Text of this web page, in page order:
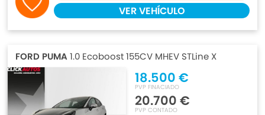
VER VEHÍCULO
FORD PUMA1.0 Ecoboost 155CV MHEV STLine X
18.500 €
PVP FINACIADO
20.700 €
PVP CONTADO